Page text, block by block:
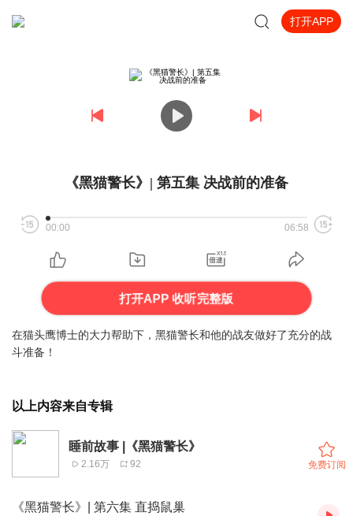
打开APP
《黑猫警长》| 第五集 决战前的准备
00:00 06:58
打开APP 收听完整版
在猫头鹰博士的大力帮助下，黑猫警长和他的战友做好了充分的战
斗准备！
以上内容来自专辑
睡前故事 |《黑猫警长》
2.16万 92 免费订阅
《黑猫警长》| 第六集 直捣鼠巢